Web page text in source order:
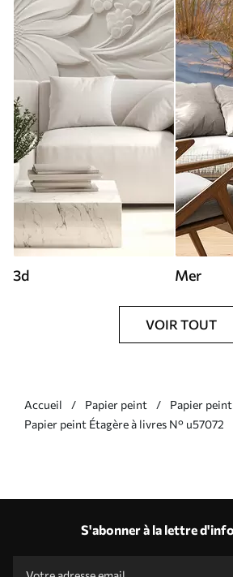
3d Mer
VOIR TOUT
Accueil Papier peint
Papier
Papier peint Étagère à livres N° u57072
S'abonner à la lettre